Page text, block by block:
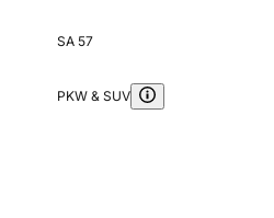
SA 57
PKW & SUV